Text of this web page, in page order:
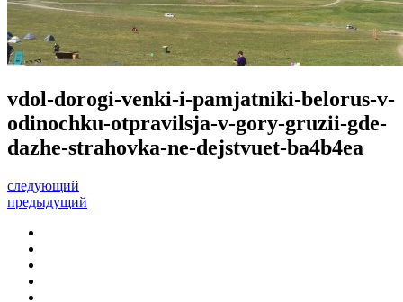
vdol-dorogi-venki-i-pamjatniki-belorus-v-
odinochku-otpravilsja-v-gory-gruzii-gde-
dazhe-strahovka-ne-dejstvuet-ba4b4ea
следующий
предыдущий